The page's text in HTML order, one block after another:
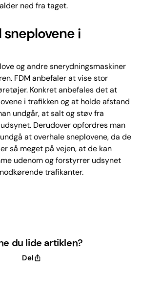
ned fra taget.
sneplovene i
og andre snerydningsmaskiner
FDM anbefaler at vise stor
Konkret anbefales det at
i trafikken og at holde afstand
undgår, at salt og støv fra
Derudover opfordres man
at overhale sneplovene, da de
så meget på vejen, at de kan
udenom og forstyrrer udsynet
trafikanter.
du lide artiklen?
Del